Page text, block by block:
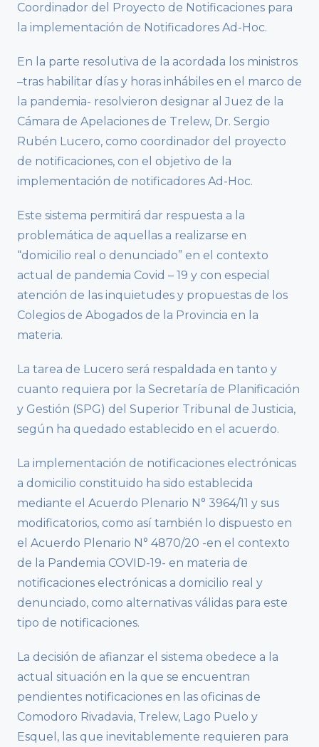
Coordinador del Proyecto de Notificaciones para
la implementación de Notificadores Ad-Hoc.
En la parte resolutiva de la acordada los ministros
–tras habilitar días y horas inhábiles en el marco de
la pandemia- resolvieron designar al Juez de la
Cámara de Apelaciones de Trelew, Dr. Sergio
Rubén Lucero, como coordinador del proyecto
de notificaciones, con el objetivo de la
implementación de notificadores Ad-Hoc.
Este sistema permitirá dar respuesta a la
problemática de aquellas a realizarse en
“domicilio real o denunciado” en el contexto
actual de pandemia Covid – 19 y con especial
atención de las inquietudes y propuestas de los
Colegios de Abogados de la Provincia en la
materia.
La tarea de Lucero será respaldada en tanto y
cuanto requiera por la Secretaría de Planificación
y Gestión (SPG) del Superior Tribunal de Justicia,
según ha quedado establecido en el acuerdo.
La implementación de notificaciones electrónicas
a domicilio constituido ha sido establecida
mediante el Acuerdo Plenario N° 3964/11 y sus
modificatorios, como así también lo dispuesto en
el Acuerdo Plenario N° 4870/20 -en el contexto
de la Pandemia COVID-19- en materia de
notificaciones electrónicas a domicilio real y
denunciado, como alternativas válidas para este
tipo de notificaciones.
La decisión de afianzar el sistema obedece a la
actual situación en la que se encuentran
pendientes notificaciones en las oficinas de
Comodoro Rivadavia, Trelew, Lago Puelo y
Esquel, las que inevitablemente requieren para